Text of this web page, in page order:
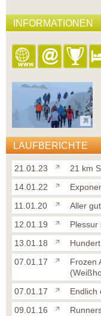
INFORMATIONEN
LAUFBERICHTE
21.01.23
21 km
14.01.22
11.01.20
Aller
12.01.19
Plessur
13.01.18
07.01.17
Frozen
07.01.17
Endlich
09.01.16